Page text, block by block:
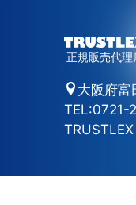
正規販売代理
大阪府富
TEL:0721-